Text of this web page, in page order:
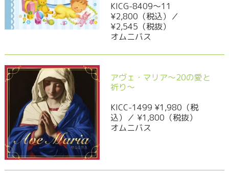
KICG-8409～11
¥2,800（税込）／
¥2,545（税抜）
オムニバス
アヴェ・マリア～20の愛と
祈り～
KICC-1499 ¥1,980（税
込）／ ¥1,800（税抜）
オムニバス